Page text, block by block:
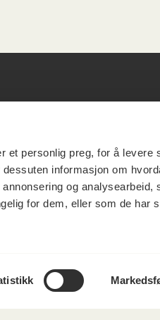
et personlig preg, for å levere
informasjon om
og analysearbeid,
for dem, eller som de har
info